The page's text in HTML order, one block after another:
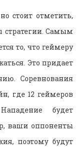
стоит отметить,
стратегии. Самым
то, что геймеру
Это придает
Соревнования
где 12 геймеров
будет
ваши оппоненты
поэтому будут